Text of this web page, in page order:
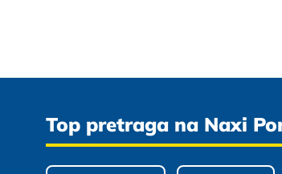
Top pretraga na Naxi